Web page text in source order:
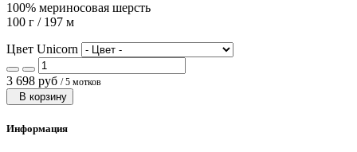
100% мериносовая шерсть
100 г / 197 м
Цвет Unicorn
3 698 руб / 5 мотков
В корзину
Информация